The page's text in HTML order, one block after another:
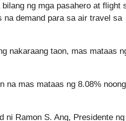
ng mga pasahero at flight
na demand para sa air travel sa
nakaraang taon, mas mataas
na mas mataas ng 8.08%
ni Ramon S. Ang, Presidente